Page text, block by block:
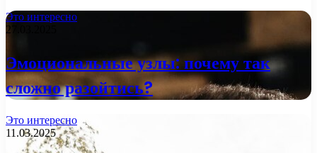
Это интересно
27.03.2025
Эмоциональные узлы: почему так
сложно разойтись?
Это интересно
11.03.2025